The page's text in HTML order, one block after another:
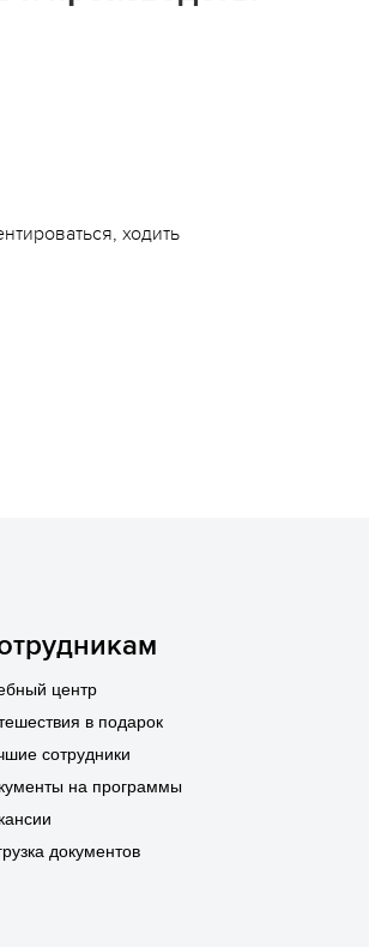
лагеря
ходить
центр
в подарок
сотрудники
на программы
документов